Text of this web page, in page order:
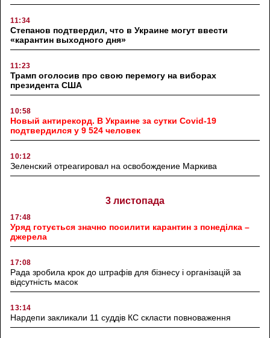
11:34
Степанов подтвердил, что в Украине могут ввести
«карантин выходного дня»
11:23
Трамп оголосив про свою перемогу на виборах
президента США
10:58
Новый антирекорд. В Украине за сутки Covid-19
подтвердился у 9 524 человек
10:12
Зеленский отреагировал на освобождение Маркива
3 листопада
17:48
Уряд готується значно посилити карантин з понеділка –
джерела
17:08
Рада зробила крок до штрафів для бізнесу і організацій за
відсутність масок
13:14
Нардепи закликали 11 суддів КС скласти повноваження